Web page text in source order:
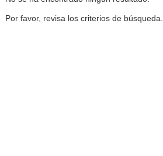
Por favor, revisa los criterios de búsqueda.